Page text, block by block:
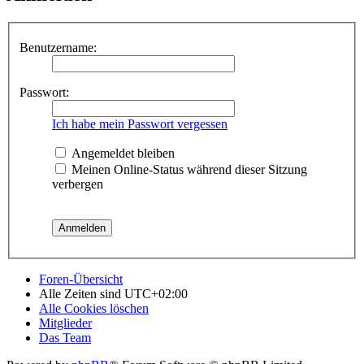
Benutzername:
Passwort:
Ich habe mein Passwort vergessen
Angemeldet bleiben
Meinen Online-Status während dieser Sitzung
verbergen
Foren-Übersicht
Alle Zeiten sind UTC+02:00
Alle Cookies löschen
Mitglieder
Das Team